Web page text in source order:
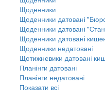
Щоденники
Щоденники датовані
Щоденники датовані
Щоденники датовані
Щоденники недатовані
Щотижневики датовані
Планінги датовані
Планінги недатовані
Показати всі